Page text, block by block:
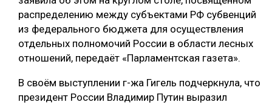
ЦБП
КОМПЛЕКСНАЯ ПЕРЕРАБОТКА
ДЕРЕВЯННОЕ ДОМОСТРОЕНИЕ
распределению между субъектами РФ субвенций
из федерального бюджета для осуществления
отдельных полномочий России в области лесных
отношений, передаёт «Парламентская газета».
В своём выступлении г-жа Гигель подчеркнула, что
президент России Владимир Путин выразил